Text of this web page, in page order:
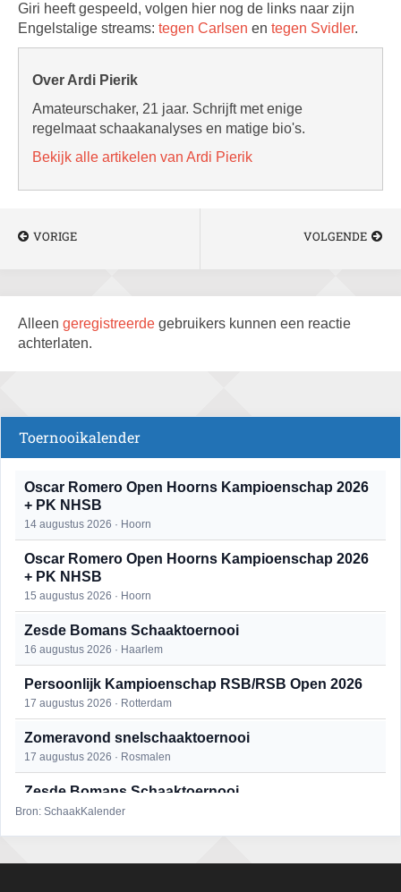
Giri heeft gespeeld, volgen hier nog de links naar zijn
Engelstalige streams: tegen Carlsen en tegen Svidler.
Over Ardi Pierik
Amateurschaker, 21 jaar. Schrijft met enige
regelmaat schaakanalyses en matige bio's.
Bekijk alle artikelen van Ardi Pierik
VORIGE VOLGENDE
Alleen geregistreerde gebruikers kunnen een reactie
achterlaten.
Toernooikalender
Oscar Romero Open Hoorns Kampioenschap 2026
+ PK NHSB
14 augustus 2026 · Hoorn
Oscar Romero Open Hoorns Kampioenschap 2026
+ PK NHSB
15 augustus 2026 · Hoorn
Zesde Bomans Schaaktoernooi
16 augustus 2026 · Haarlem
Persoonlijk Kampioenschap RSB/RSB Open 2026
17 augustus 2026 · Rotterdam
Zomeravond snelschaaktoernooi
17 augustus 2026 · Rosmalen
Zesde Bomans Schaaktoernooi
17 augustus 2026 · Haarlem
18 augustus 2026 · Rosmalen
Bron: SchaakKalender